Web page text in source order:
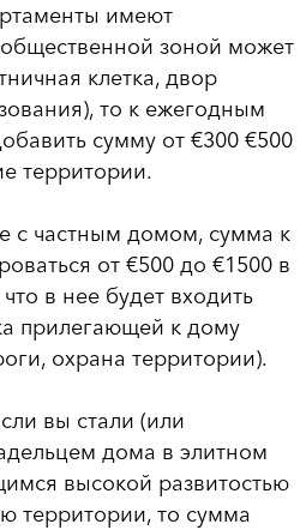
имеют
зоной может
клетка, двор
то к ежегодным
сумму от €300 €500
территории.
с частным домом, сумма к
от €500 до €1500 в
в нее будет входить
прилегающей к дому
охрана территории).
вы стали (или
дома в элитном
высокой развитостью
территории, то сумма